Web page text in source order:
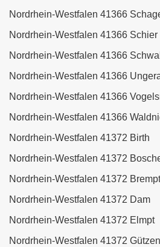
Nordrhein-Westfalen 41366
Nordrhein-Westfalen 41366 Schier
Nordrhein-Westfalen 41366
Nordrhein-Westfalen 41366
Nordrhein-Westfalen 41366
Nordrhein-Westfalen 41366
Nordrhein-Westfalen 41372 Birth
Nordrhein-Westfalen 41372
Nordrhein-Westfalen 41372 Brempt
Nordrhein-Westfalen 41372 Dam
Nordrhein-Westfalen 41372 Elmpt
Nordrhein-Westfalen 41372